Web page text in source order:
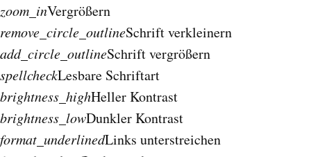
zoom_inVergrößern
remove_circle_outlineSchrift verkleinern
add_circle_outlineSchrift vergrößern
spellcheckLesbare Schriftart
brightness_highHeller Kontrast
brightness_lowDunkler Kontrast
format_underlinedLinks unterstreichen